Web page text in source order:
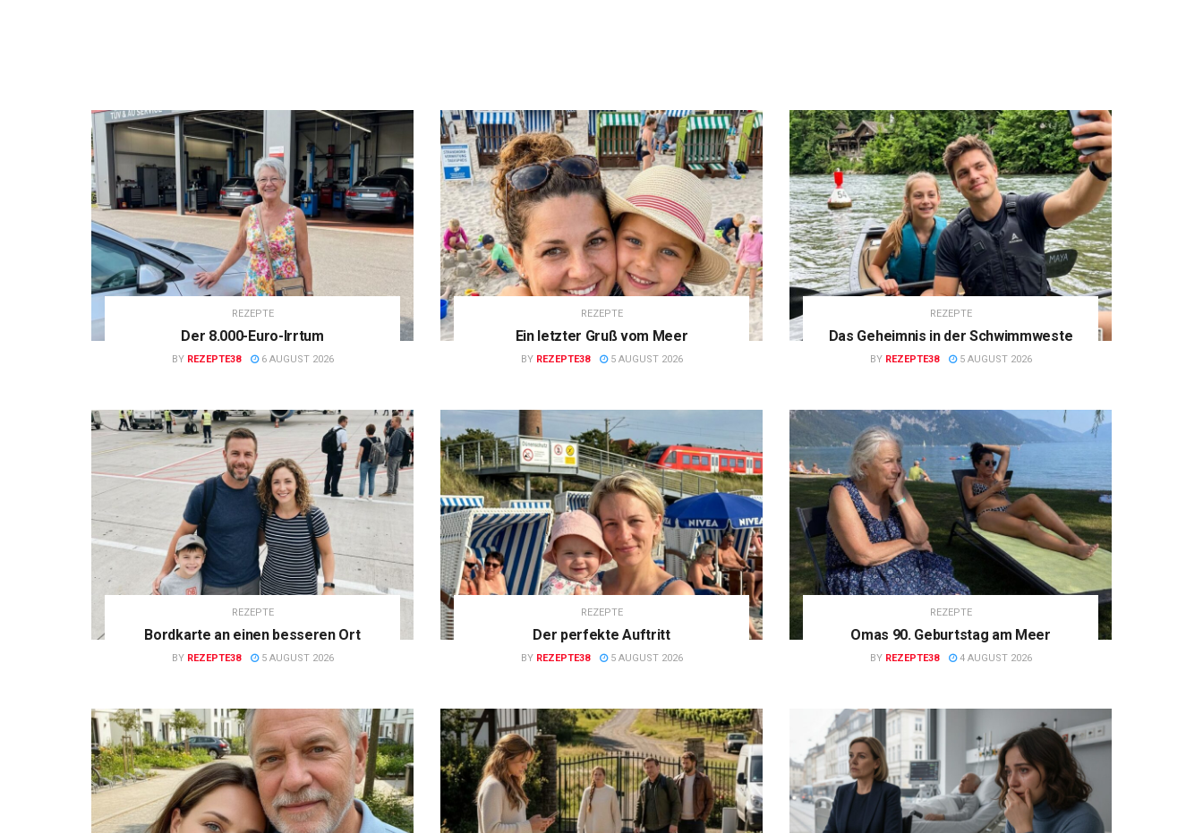
REZEPTE
Der 8.000-Euro-Irrtum
BY REZEPTE38 6 AUGUST 2026
REZEPTE
Ein letzter Gruß vom Meer
BY REZEPTE38 5 AUGUST 2026
REZEPTE
Das Geheimnis in der Schwimmweste
BY REZEPTE38 5 AUGUST 2026
REZEPTE
Bordkarte an einen besseren Ort
BY REZEPTE38 5 AUGUST 2026
REZEPTE
Der perfekte Auftritt
BY REZEPTE38 5 AUGUST 2026
REZEPTE
Omas 90. Geburtstag am Meer
BY REZEPTE38 4 AUGUST 2026